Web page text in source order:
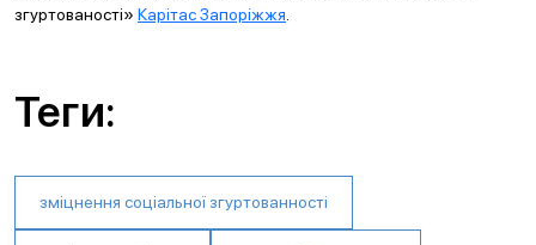
згуртованості» Карітас Запоріжжя
Теги:
зміцнення соціальної згуртованності